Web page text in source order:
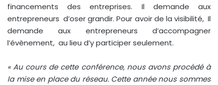
financements des entreprises. Il demande aux
entrepreneurs d’oser grandir. Pour avoir de la visibilité, Il
demande aux entrepreneurs d’accompagner
l’évènement, au lieu d’y participer seulement.
« Au cours de cette conférence, nous avons procédé à
la mise en place du réseau. Cette année nous sommes